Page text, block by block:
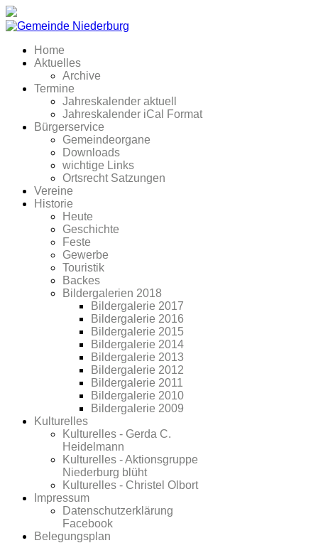
Home
Aktuelles
Archive
Termine
Jahreskalender aktuell
Jahreskalender iCal Format
Bürgerservice
Gemeindeorgane
Downloads
wichtige Links
Ortsrecht Satzungen
Vereine
Historie
Heute
Geschichte
Feste
Gewerbe
Touristik
Backes
Bildergalerien 2018
Bildergalerie 2017
Bildergalerie 2016
Bildergalerie 2015
Bildergalerie 2014
Bildergalerie 2013
Bildergalerie 2012
Bildergalerie 2011
Bildergalerie 2010
Bildergalerie 2009
Kulturelles
Kulturelles - Gerda C.
Heidelmann
Kulturelles - Aktionsgruppe
Niederburg blüht
Kulturelles - Christel Olbort
Impressum
Datenschutzerklärung
Facebook
Belegungsplan